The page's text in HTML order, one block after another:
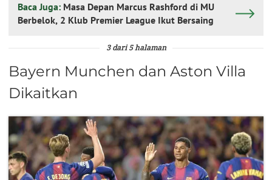
Baca Juga: Masa Depan Marcus Rashford di MU
Berbelok, 2 Klub Premier League Ikut Bersaing
3 dari 5 halaman
Bayern Munchen dan Aston Villa
Dikaitkan